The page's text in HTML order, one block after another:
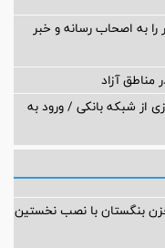
را به اصحاب رسانه و خبر
از شبکه بانکی / ورود به
بنگستان با نصب نخستین